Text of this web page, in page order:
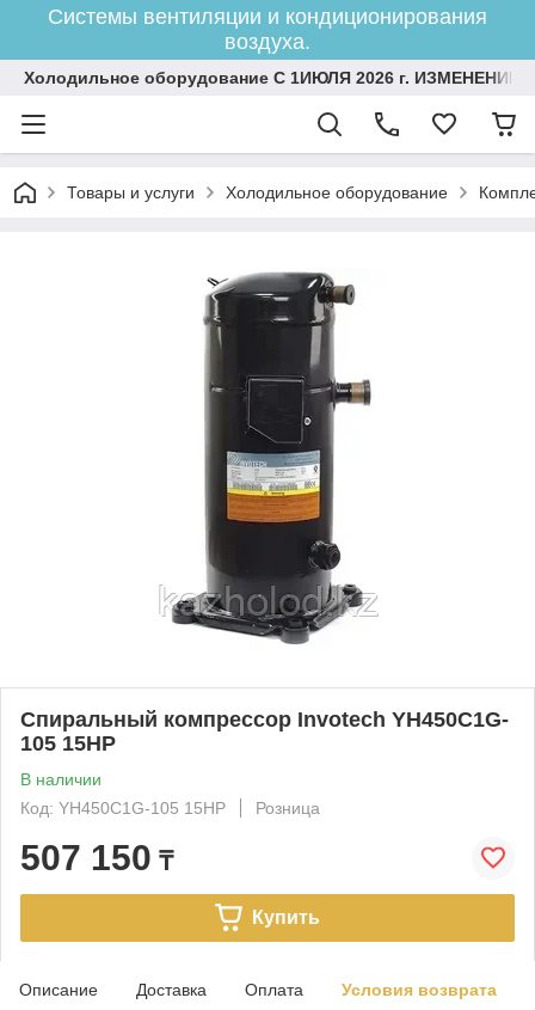
Системы вентиляции и кондиционирования
воздуха.
Холодильное оборудование С 1ИЮЛЯ 2026 г.
Товары и услуги Холодильное оборудование
Спиральный компрессор Invotech YH450C1G-
105 15HP
В наличии
Код: YH450C1G-105 15HP
Розница
507 150 ₸
Купить
Описание Доставка Оплата Условия возврата